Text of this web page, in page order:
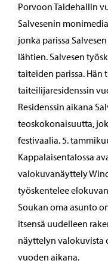
Porvoon Taidehallin
Salvesenin
jonka parissa
lähtien. Salvesen
taiteiden parissa. Hän
taiteilijaresidenssin
Residenssin aikana
teoskokonaisuutta,
festivaalia. 5.
Kappalaisentalossa
valokuvanäyttely
työskentelee
Soukan oma asunto
itsensä uudelleen
näyttelyn valokuvista
vuoden aikana.